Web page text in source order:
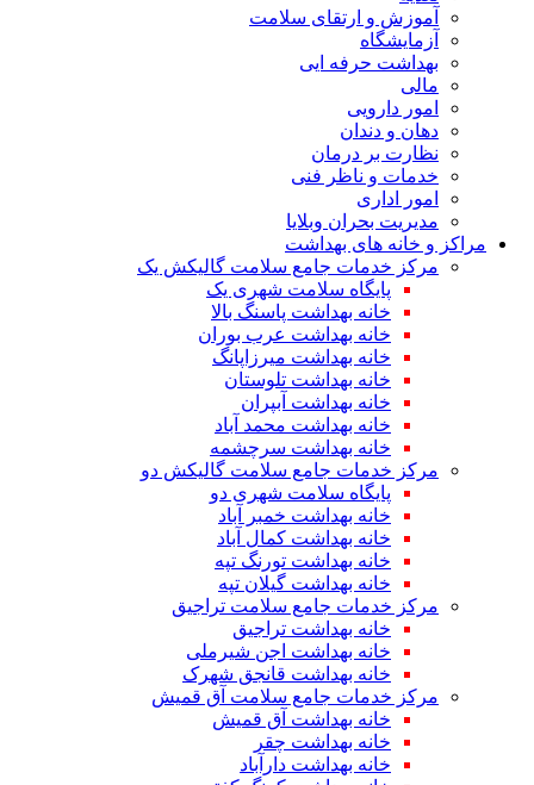
آموزش و ارتقای سلامت
آزمایشگاه
بهداشت حرفه ایی
مالی
امور دارویی
دهان و دندان
نظارت بر درمان
خدمات و ناظر فنی
امور اداری
مدیریت بحران وبلایا
مراکز و خانه های بهداشت
مرکز خدمات جامع سلامت گالیکش یک
پایگاه سلامت شهری یک
خانه بهداشت پاسنگ بالا
خانه بهداشت عرب بوران
خانه بهداشت میرزاپانگ
خانه بهداشت تلوستان
خانه بهداشت آبپران
خانه بهداشت محمد آباد
خانه بهداشت سرچشمه
مرکز خدمات جامع سلامت گالیکش دو
پایگاه سلامت شهری دو
خانه بهداشت خمبر آباد
خانه بهداشت کمال آباد
خانه بهداشت تورنگ تپه
خانه بهداشت گیلان تپه
مرکز خدمات جامع سلامت تراجیق
خانه بهداشت تراجیق
خانه بهداشت اجن شیرملی
خانه بهداشت قانجق شهرک
مرکز خدمات جامع سلامت آق قمیش
خانه بهداشت آق قمیش
خانه بهداشت چقر
خانه بهداشت دارآباد